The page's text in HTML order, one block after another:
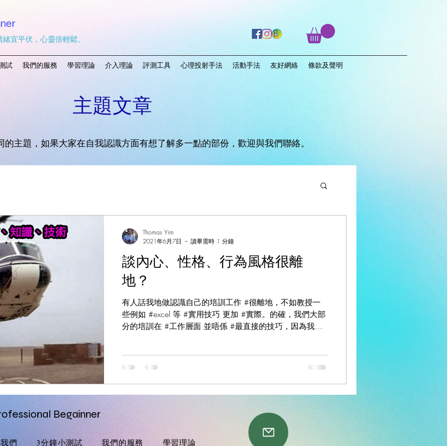
宜平伏，心靈倍輕鬆。
試 我們的服務 學習理論 介入理論 評測工具 心理投射手法 活動手法 友好網絡 條款及聲明
主題文章
的主題，如果大家在自我認識方面有想了解多一點的部份，歡迎與我們聯絡。
談內心、性格、行為風格很離
地？
有人話我地做認識自己的培訓工作 #很離地，不如教授一
些例如 #excel 等 #實用技巧 更加 #實際。的確，我們大部
分的培訓在 #工作層面 並唔係 #最直接的技巧，因為我們
Thomas Yim
2021年6月7日
讀畢需時 1 分鐘
Begainner
們 3分鐘小測試 我們的服務 學習理論